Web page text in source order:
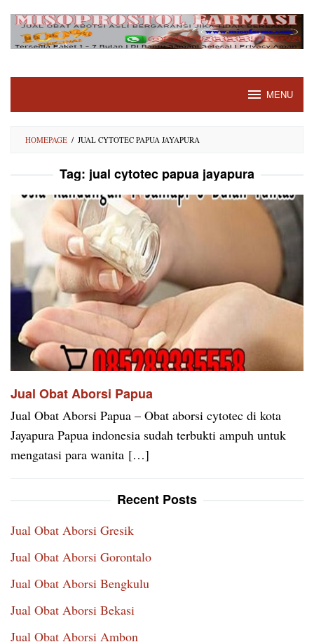
Skip
content
MENU
HOMEPAGE / JUAL CYTOTEC PAPUA JAYAPURA
Tag: jual cytotec papua jayapura
Jual Obat Aborsi Papua
Jual Obat Aborsi Papua – Obat aborsi cytotec di kota
Jayapura Papua indonesia sudah terbukti ampuh untuk
mengatasi para wanita […]
Recent Posts
Jual Obat Aborsi Gresik
Jual Obat Aborsi Gorontalo
Jual Obat Aborsi Bengkulu
Jual Obat Aborsi Bekasi
Jual Obat Aborsi Ambon